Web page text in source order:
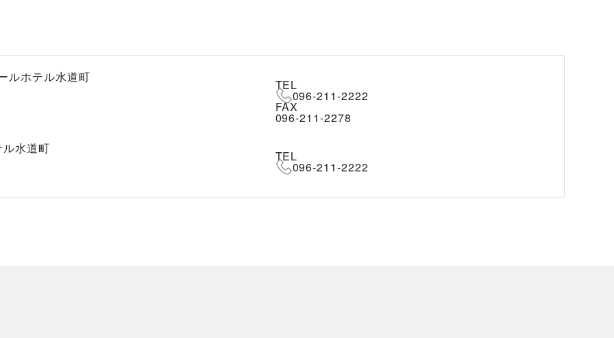
ルホテル水道町
TEL
096-211-2222
FAX
096-211-2278
水道町
TEL
096-211-2222